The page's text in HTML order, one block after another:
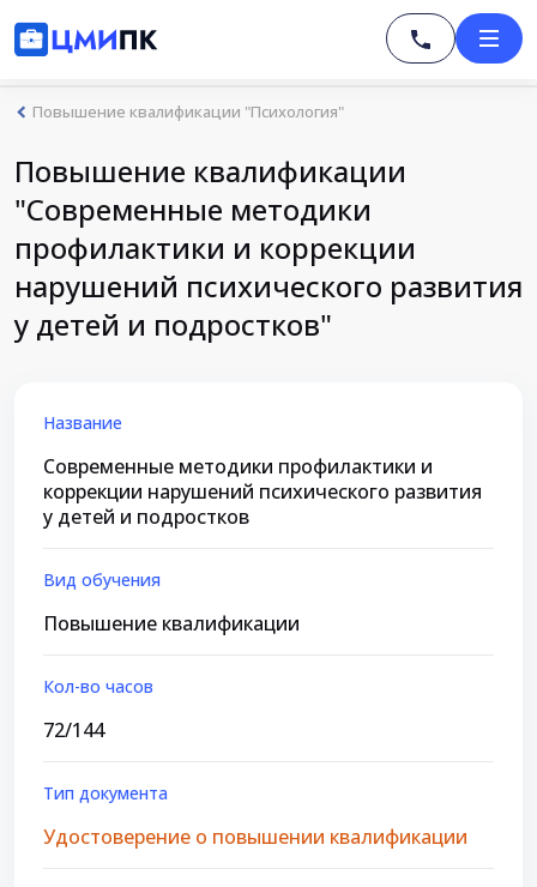
Повышение квалификации "Психология"
Повышение квалификации
"Современные методики
профилактики и коррекции
нарушений психического развития
у детей и подростков"
Название
Современные методики профилактики и
коррекции нарушений психического развития
у детей и подростков
Вид обучения
Повышение квалификации
Кол-во часов
72/144
Тип документа
Удостоверение о повышении квалификации